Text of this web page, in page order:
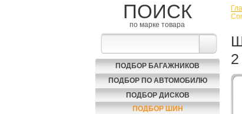
ПОИСК
по марке товара
ПОДБОР БАГАЖНИКОВ
ПОДБОР ПО АВТОМОБИЛЮ
ПОДБОР ДИСКОВ
ПОДБОР ШИН